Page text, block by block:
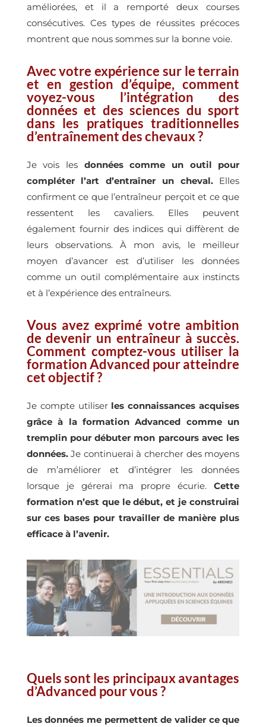
améliorées, et il a remporté deux courses
consécutives. Ces types de réussites précoces
montrent que nous sommes sur la bonne voie.
Avec votre expérience sur le terrain
et en gestion d’équipe, comment
voyez-vous l’intégration des
données et des sciences du sport
dans les pratiques traditionnelles
d’entraînement des chevaux ?
Je vois les données comme un outil pour
compléter l’art d’entraîner un cheval.Elles
confirment ce que l’entraîneur perçoit et ce que
ressentent les cavaliers. Elles peuvent
également fournir des indices qui diffèrent de
leurs observations. À mon avis, le meilleur
moyen d’avancer est d’utiliser les données
comme un outil complémentaire aux instincts
et à l’expérience des entraîneurs.
Vous avez exprimé votre ambition
de devenir un entraîneur à succès.
Comment comptez-vous utiliser la
formation Advanced pour atteindre
cet objectif ?
Je compte utiliserles connaissances acquises
grâce à la formation Advanced comme un
tremplin pour débuter mon parcours avec les
données.Je continuerai à chercher des moyens
de m’améliorer et d’intégrer les données
lorsque je gérerai ma propre écurie.Cette
formation n’est que le début, et je construirai
sur ces bases pour travailler de manière plus
efficace à l’avenir.
Quels sont les principaux avantages
d’Advanced pour vous ?
Les données me permettent de valider ce que